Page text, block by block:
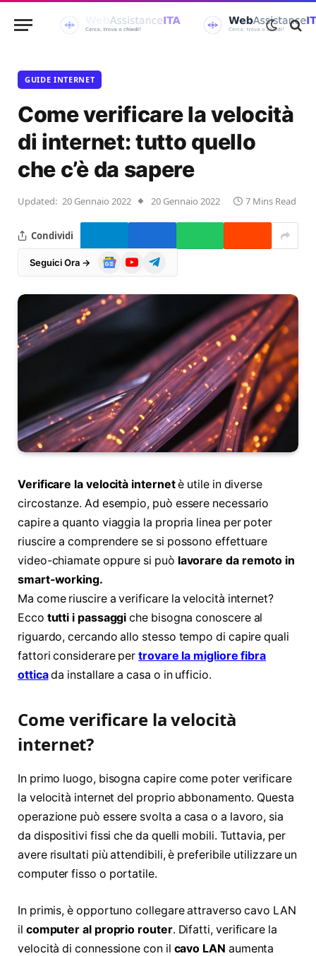
GUIDE INTERNET
Come verificare la velocità
di internet: tutto quello
che c’è da sapere
Updated: 20 Gennaio 2022 20 Gennaio 2022 7 Mins Read
Condividi
Seguici Ora →
GoogleYouTubeTelegram
Verificare la velocità internetè utile in diverse
circostanze. Ad esempio, può essere necessario
capire a quanto viaggia la propria linea per poter
riuscire a comprendere se si possono effettuare
video-chiamate oppure si può lavorare da remoto in
smart-working.
Ma come riuscire a verificare la velocità internet?
Ecco tutti i passaggi che bisogna conoscere al
riguardo, cercando allo stesso tempo di capire quali
fattori considerare pertrovare la migliore fibra
otticada installare a casa o in ufficio.
Come verificare la velocità
internet?
In primo luogo, bisogna capire come poter verificare
la velocità internet del proprio abbonamento. Questa
operazione può essere svolta a casa o a lavoro, sia
da dispositivi fissi che da quelli mobili. Tuttavia, per
avere risultati più attendibili, è preferibile utilizzare un
computer fisso o portatile.
In primis, è opportuno collegare attraverso cavo LAN
il computer al proprio router. Difatti, verificare la
velocità di connessione con il cavo LAN aumenta